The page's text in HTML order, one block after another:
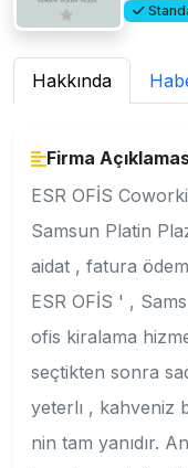
Hakkında
Firma
ESR OFİS
Samsun Platin
aidat , fatura
ESR OFİS ' ,
ofis kiralama
seçtikten sonra
yeterlı , kahveniz
nin tam yanıdır.